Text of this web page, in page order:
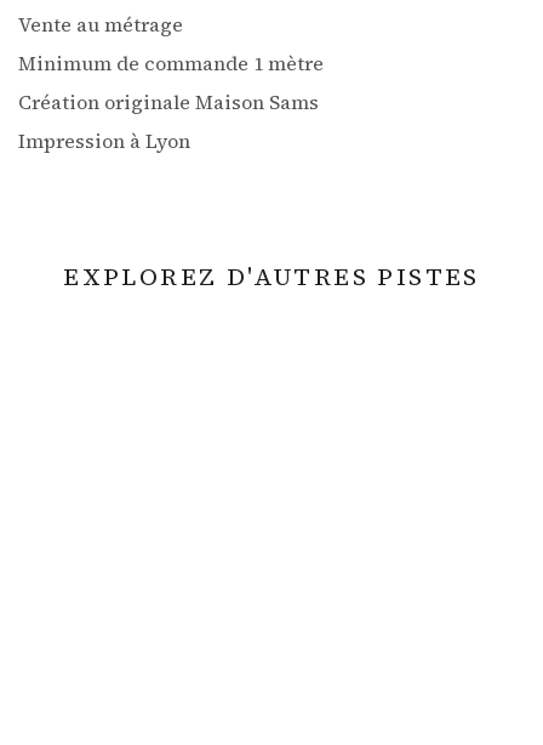
Vente au métrage
Minimum de commande 1 mètre
Création originale Maison Sams
Impression à Lyon
EXPLOREZ D'AUTRES PISTES